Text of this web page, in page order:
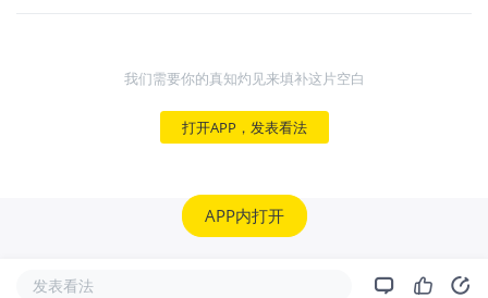
我们需要你的真知灼见来填补这片空白
打开APP，发表看法
APP内打开
发表看法